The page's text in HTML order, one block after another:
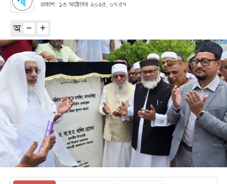
প্রকাশ: ১৩ অক্টোবর ২০২৫, ০৭:৫৭
অ